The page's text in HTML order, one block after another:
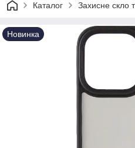
Каталог Захисне скло
Новинка